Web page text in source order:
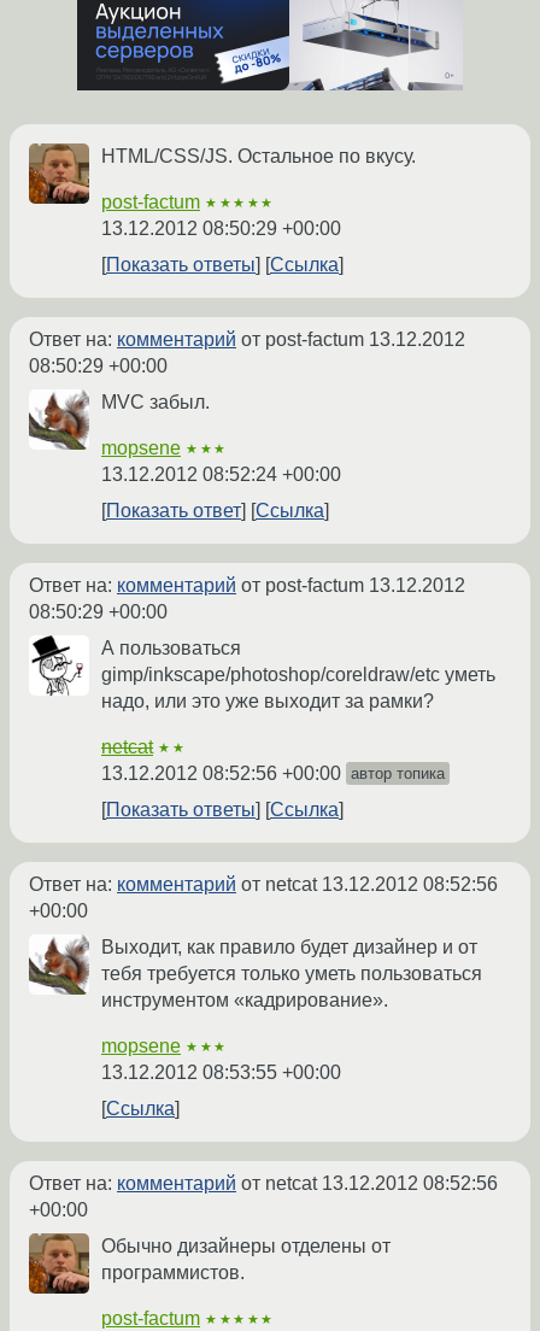
HTML/CSS/JS. Остальное по вкусу.
post-factum ★★★★★
13.12.2012 08:50:29 +00:00
Показать ответы
Ссылка
Ответ на: комментарий от post-factum 13.12.2012
08:50:29 +00:00
MVC забыл.
mopsene ★★★
13.12.2012 08:52:24 +00:00
Показать ответ
Ссылка
Ответ на: комментарий от post-factum 13.12.2012
08:50:29 +00:00
А пользоваться
gimp/inkscape/photoshop/coreldraw/etc уметь
надо, или это уже выходит за рамки?
netcat ★★
13.12.2012 08:52:56 +00:00 автор топика
Показать ответы Ссылка
Ответ на: комментарий от netcat 13.12.2012 08:52:56
+00:00
Выходит, как правило будет дизайнер и от
тебя требуется только уметь пользоваться
инструментом «кадрирование».
mopsene ★★★
13.12.2012 08:53:55 +00:00
Ссылка
Ответ на: комментарий от netcat 13.12.2012 08:52:56
+00:00
Обычно дизайнеры отделены от
программистов.
post-factum ★★★★★